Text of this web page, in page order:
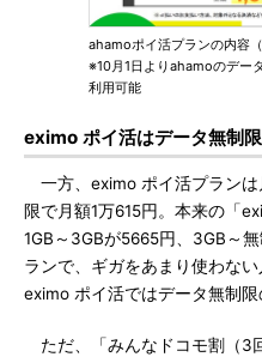
ahamoポイ活プランの内容
※10月1日よりahamoのデー
利用可能
eximo ポイ活はデータ無制
一方、eximo ポイ活プランは
限で月額1万615円。本来の「
1GB～3GBが5665円、3GB～
ランで、ギガをあまり使わな
eximo ポイ活ではデータ無制限
ただ、「みんなドコモ割（3